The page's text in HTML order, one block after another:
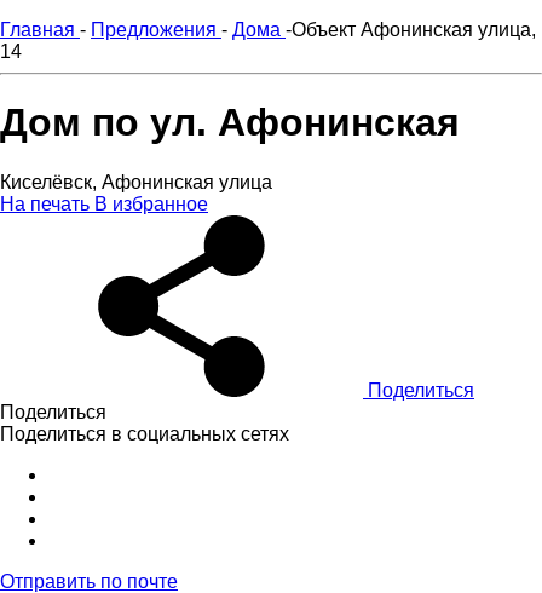
Главная - Предложения - Дома -Объект Афонинская улица,
14
Дом по ул. Афонинская
Киселёвск, Афонинская улица
На печать В избранное
Поделиться
Поделиться
Поделиться в социальных сетях
Отправить по почте